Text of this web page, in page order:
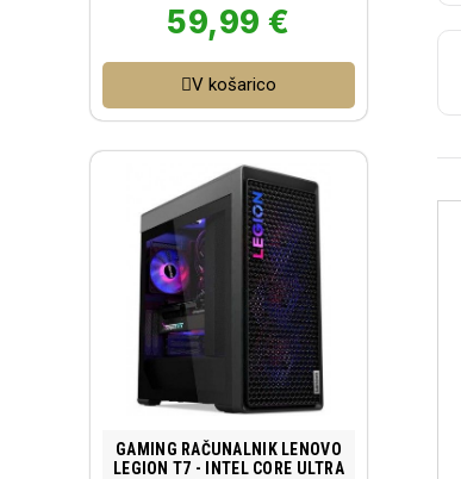
59,99 €
V košarico
Poglej izdelek
GAMING RAČUNALNIK LENOVO
LEGION T7 - INTEL CORE ULTRA